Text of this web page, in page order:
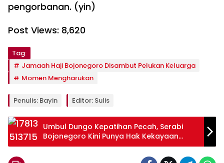
pengorbanan. (yin)
Post Views: 8,620
Tag:
Jamaah Haji Bojonegoro Disambut Pelukan Keluarga
Momen Mengharukan
Penulis: Bayin Editor: Sulis
Umbul Dungo Kepatihan Pecah, Serabi
Bojonegoro Kini Punya Hak Kekayaan
Intelektual